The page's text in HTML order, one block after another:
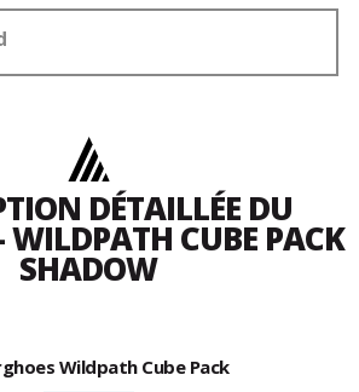
DÉTAILLÉE DU
CUBE PACK
SHADOW
Wildpath Cube Pack